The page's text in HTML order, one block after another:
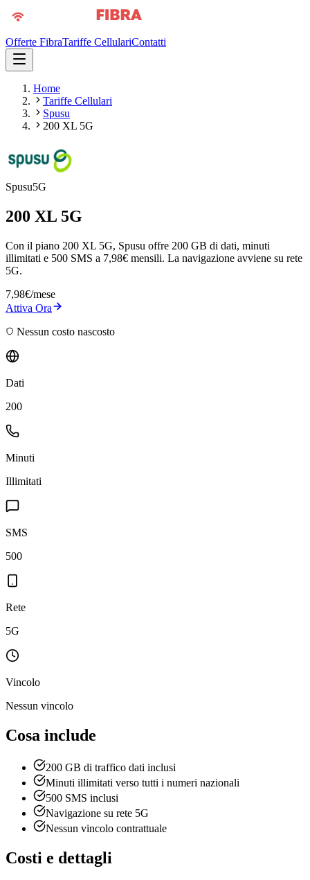
Offerte FibraTariffe CellulariContatti
Home
Tariffe Cellulari
Spusu
200 XL 5G
Spusu5G
200 XL 5G
Con il piano 200 XL 5G, Spusu offre 200 GB di dati, minuti
illimitati e 500 SMS a 7,98€ mensili. La navigazione avviene su rete
5G.
7,98€/mese
Attiva Ora
Nessun costo nascosto
Dati
200
Minuti
Illimitati
SMS
500
Rete
5G
Vincolo
Nessun vincolo
Cosa include
200 GB di traffico dati inclusi
Minuti illimitati verso tutti i numeri nazionali
500 SMS inclusi
Navigazione su rete 5G
Nessun vincolo contrattuale
Costi e dettagli